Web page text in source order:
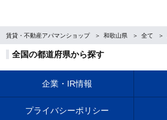
賃貸・不動産アパマンショップ 和歌山県 全て
全国の都道府県から探す
企業・IR情報
プライバシーポリシー